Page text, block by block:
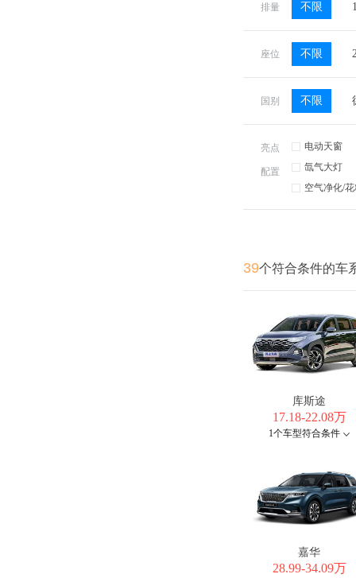
排量 不限
座位 不限
国别 不限
亮点
配置
电动天窗
氙气大灯
空气净化/
39个符合条件的车
库斯途
17.18-22.08万
1个车型符合条件
嘉华
28.99-34.09万